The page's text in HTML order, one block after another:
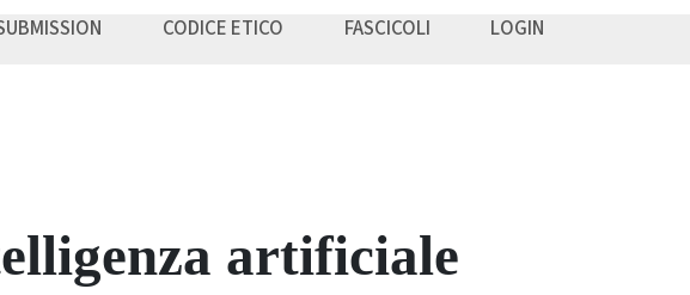
CODICE ETICO FASCICOLI
LOGIN
artificiale